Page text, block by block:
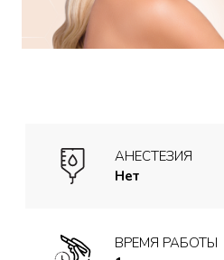
АНЕСТЕЗИЯ
Нет
ВРЕМЯ РАБОТЫ